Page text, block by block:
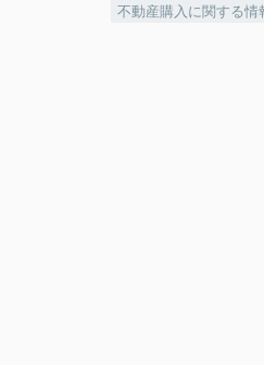
不動産購入に関する情